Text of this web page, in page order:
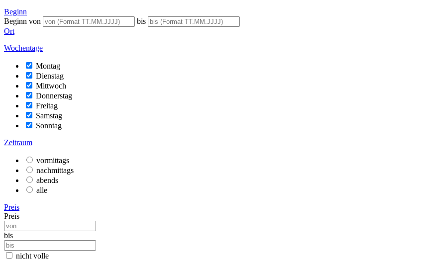
Beginn
Beginn von
bis
Ort
Wochentage
Montag
Dienstag
Mittwoch
Donnerstag
Freitag
Samstag
Sonntag
Zeitraum
vormittags
nachmittags
abends
alle
Preis
Preis
bis
nicht volle